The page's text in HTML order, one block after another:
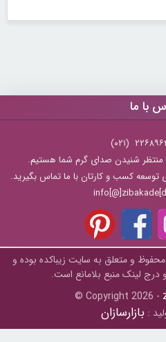
با ما
توسعه کسب و کارتان با ما تماس بگیرید.
و متعلق به سايت زیباکده بوده و
درج لینک منبع بلامانع است.
© Copyright 2026 -
: بازارسازان